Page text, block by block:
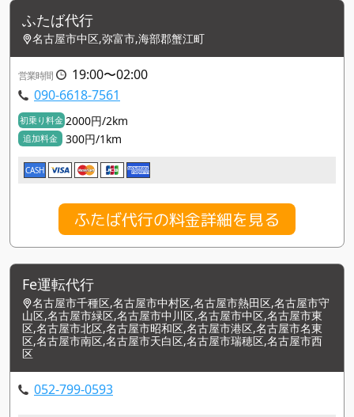
ふたば代行
名古屋市中区,弥富市,海部郡蟹江町
営業時間
19:00〜02:00
090-6618-7561
初乗り料金 2000円/2km
追加料金 300円/1km
CASH
ふたば代行の料金詳細を見る
Fe運転代行
名古屋市千種区,名古屋市中村区,名古屋市熱田区,名古屋市守
山区,名古屋市緑区,名古屋市中川区,名古屋市中区,名古屋市東
区,名古屋市北区,名古屋市昭和区,名古屋市港区,名古屋市名東
区,名古屋市南区,名古屋市天白区,名古屋市瑞穂区,名古屋市西
区
052-799-0593